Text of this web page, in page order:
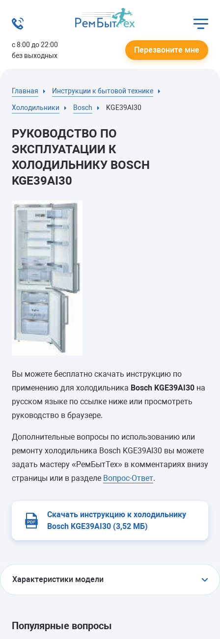
с 8:00 до 22:00
без выходных
Перезвоните мне
Главная Инструкции к бытовой технике
Холодильники Bosch KGE39AI30
РУКОВОДСТВО ПО
ЭКСПЛУАТАЦИИ К
ХОЛОДИЛЬНИКУ BOSCH
KGE39AI30
Вы можете бесплатно скачать инструкцию по
применению для холодильника Bosch KGE39AI30 на
русском языке по ссылке ниже или просмотреть
руководство в браузере.
Дополнительные вопросы по использованию или
ремонту холодильника Bosch KGE39AI30 вы можете
задать мастеру «РемБытТех» в комментариях внизу
страницы или в разделе Вопрос-Ответ.
Скачать инструкцию к холодильнику
Bosch KGE39AI30 (3,52 МБ)
Характеристики модели
холодильник с морозильником
Популярные вопросы